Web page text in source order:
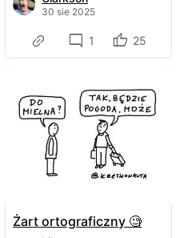
30 sie 2025
1 25
Żart ortograficzny 🧐